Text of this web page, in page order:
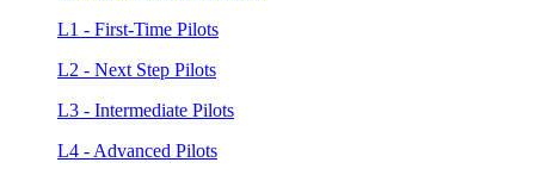
L1 - First-Time Pilots
L2 - Next Step Pilots
L3 - Intermediate Pilots
L4 - Advanced Pilots